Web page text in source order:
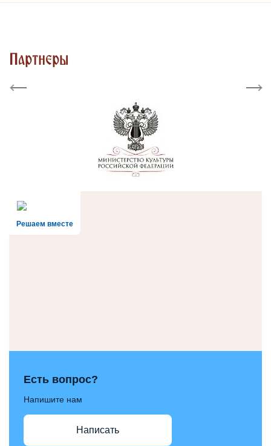
Партнеры
Previous Next
Решаем вместе
Есть вопрос?
Напишите нам
Написать